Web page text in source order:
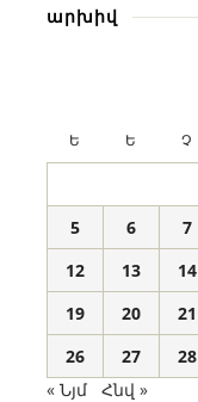
արխիվ
Ե Ե Չ
5
6 7
12
13 14
19
20 21
26
27 28
« Նյմ
Հնվ »